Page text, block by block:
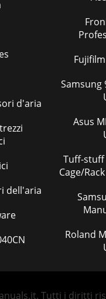
d'aria
dell'aria
Samsung 923NW Manuale
Asus MEL-C Manuale
Tuff-stuff RPR-265 Power
Cage/
Samsung
Roland MC-808 Manuale
Tutti i diritti